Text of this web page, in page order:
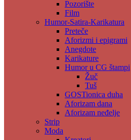
Pozorište
Film
Humor-Satira-Karikatura
Preteče
Aforizmi i epigrami
Anegdote
Karikature
Humor u CG štampi
Žuč
Tuš
GOSTionica duha
Aforizam dana
Aforizam neđelje
Strip
Moda